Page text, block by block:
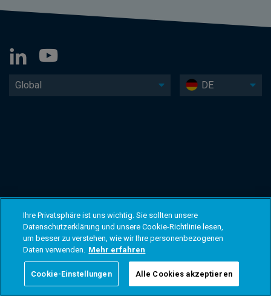
Global DE
Ihre Privatsphäre ist uns wichtig. Sie sollten unsere
Datenschutzerklärung und unsere Cookie-Richtlinie lesen,
um besser zu verstehen, wie wir Ihre personenbezogenen
Daten verwenden. Mehr erfahren
Cookie-Einstellungen Alle Cookies akzeptieren